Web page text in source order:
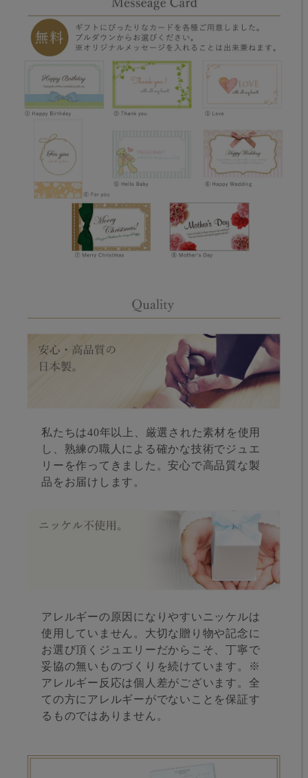
私たちは40年以上、厳選された素材を使用
し、熟練の職人による確かな技術でジュエ
リーを作ってきました。安心で高品質な製
品をお届けします。
アレルギーの原因になりやすいニッケルは
使用していません。大切な贈り物や記念に
お選び頂くジュエリーだからこそ、丁寧で
妥協の無いものづくりを続けています。※
アレルギー反応は個人差がございます。全
ての方にアレルギーがでないことを保証す
るものではありません。